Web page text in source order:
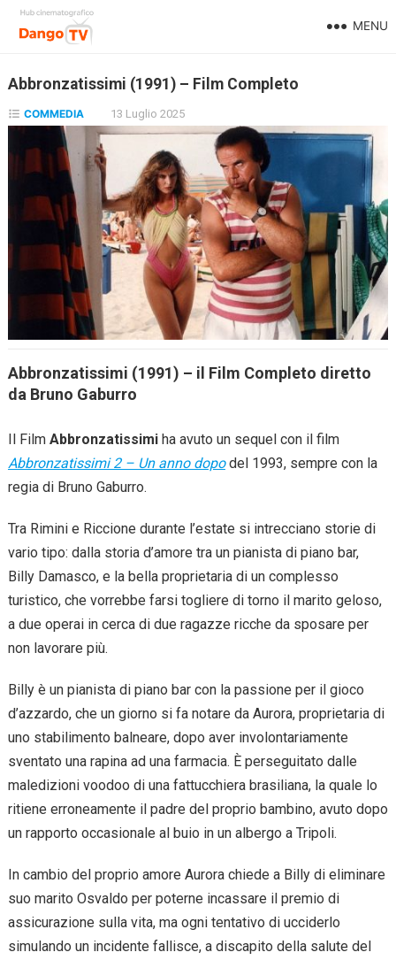
MENU
Abbronzatissimi (1991) – Film Completo
COMMEDIA 13 Luglio 2025
Abbronzatissimi (1991) – il Film Completo diretto
da Bruno Gaburro
Il Film Abbronzatissimiha avuto un sequel con il film
Abbronzatissimi 2 – Un anno dopodel 1993, sempre con la
regia di Bruno Gaburro.
Tra Rimini e Riccione durante l’estate si intrecciano storie di
vario tipo: dalla storia d’amore tra un pianista di piano bar,
Billy Damasco, e la bella proprietaria di un complesso
turistico, che vorrebbe farsi togliere di torno il marito geloso,
a due operai in cerca di due ragazze ricche da sposare per
non lavorare più.
Billy è un pianista di piano bar con la passione per il gioco
d’azzardo, che un giorno si fa notare da Aurora, proprietaria di
uno stabilimento balneare, dopo aver involontariamente
sventato una rapina ad una farmacia. È perseguitato dalle
maledizioni voodoo di una fattucchiera brasiliana, la quale lo
ritiene erroneamente il padre del proprio bambino, avuto dopo
un rapporto occasionale al buio in un albergo a Tripoli.
In cambio del proprio amore Aurora chiede a Billy di eliminare
suo marito Osvaldo per poterne incassare il premio di
assicurazione sulla vita, ma ogni tentativo di ucciderlo
simulando un incidente fallisce, a discapito della salute del